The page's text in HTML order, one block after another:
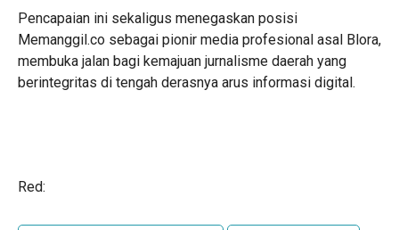
Pencapaian ini sekaligus menegaskan posisi
Memanggil.co sebagai pionir media profesional asal Blora,
membuka jalan bagi kemajuan jurnalisme daerah yang
berintegritas di tengah derasnya arus informasi digital.
Red: